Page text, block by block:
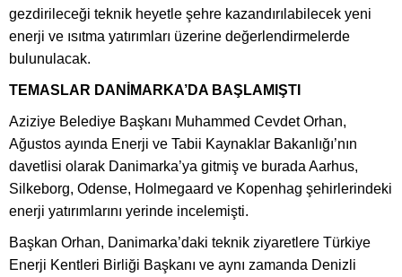
gezdirileceği teknik heyetle şehre kazandırılabilecek yeni
enerji ve ısıtma yatırımları üzerine değerlendirmelerde
bulunulacak.
TEMASLAR DANİMARKA’DA BAŞLAMIŞTI
Aziziye Belediye Başkanı Muhammed Cevdet Orhan,
Ağustos ayında Enerji ve Tabii Kaynaklar Bakanlığı’nın
davetlisi olarak Danimarka’ya gitmiş ve burada Aarhus,
Silkeborg, Odense, Holmegaard ve Kopenhag şehirlerindeki
enerji yatırımlarını yerinde incelemişti.
Başkan Orhan, Danimarka’daki teknik ziyaretlere Türkiye
Enerji Kentleri Birliği Başkanı ve aynı zamanda Denizli